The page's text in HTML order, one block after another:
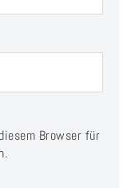
Browser für